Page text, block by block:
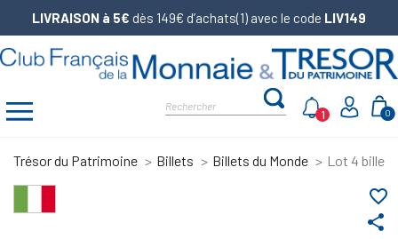
LIVRAISON à 5€ dès 149€ d’achats(1) avec le code LIV149
0
1
Trésor du Patrimoine Billets Billets du Monde Lot 4
share
favorite_border